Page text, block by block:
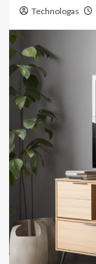
Technologas